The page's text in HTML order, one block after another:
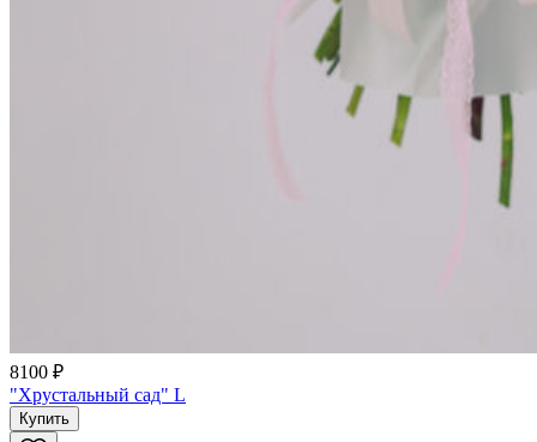
8100 ₽
"Хрустальный сад" L
Купить